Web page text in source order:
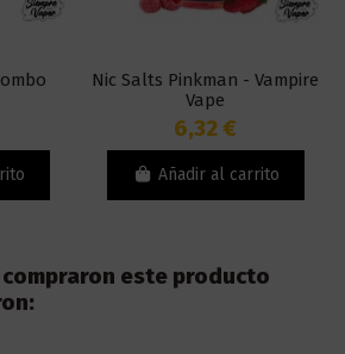
Nic Salts Pinkman - Vampire
Vape
6,32 €
Añadir al carrito
este producto